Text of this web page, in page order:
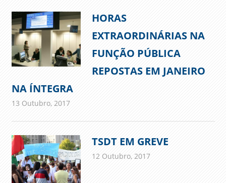
HORAS
EXTRAORDINÁRIAS NA
FUNÇÃO PÚBLICA
REPOSTAS EM JANEIRO
NA ÍNTEGRA
13 Outubro, 2017admin
Imprensa
TSDT EM GREVE
12 Outubro, 2017